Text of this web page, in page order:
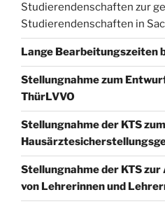
Studierendenschaften zur
Studierendenschaften in
Lange Bearbeitungszeiten
Stellungnahme zum
ThürLVVO
Stellungnahme der KTS zum
Stellungnahme der KTS
von Lehrerinnen und